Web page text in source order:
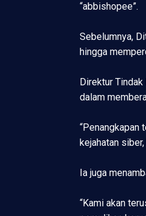
“abbishopee”.
Sebelumnya,
hingga
Direktur
dalam
“Penangkapan
kejahatan
Ia juga
“Kami akan